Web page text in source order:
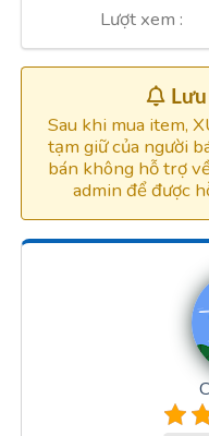
Lượt xem :
Sau khi mua item,
tạm giữ của người
bán không hỗ trợ
admin để được